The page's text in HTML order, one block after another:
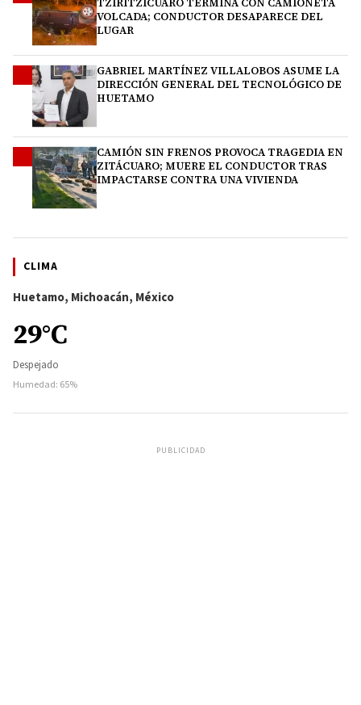
VOLCADA; CONDUCTOR DESAPARECE DEL
LUGAR
GABRIEL MARTÍNEZ VILLALOBOS ASUME LA
DIRECCIÓN GENERAL DEL TECNOLÓGICO DE
HUETAMO
CAMIÓN SIN FRENOS PROVOCA TRAGEDIA EN
ZITÁCUARO; MUERE EL CONDUCTOR TRAS
IMPACTARSE CONTRA UNA VIVIENDA
CLIMA
Huetamo, Michoacán, México
29°C
Despejado
Humedad: 65%
PUBLICIDAD